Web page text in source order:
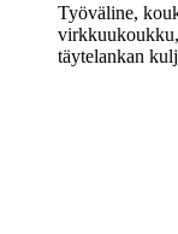
Työväline,
virkkuukoukku,
täytelankan